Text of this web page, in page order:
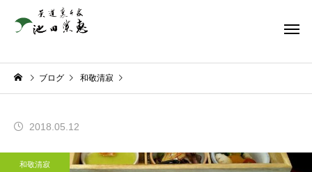
ブログ 和敬清寂
2018.05.12
和敬清寂